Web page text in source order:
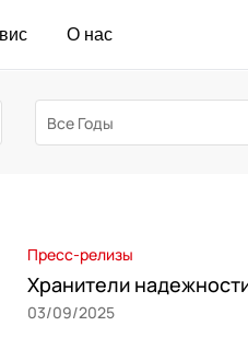
О нас
Пресс-релизы
Хранители
03/09/2025